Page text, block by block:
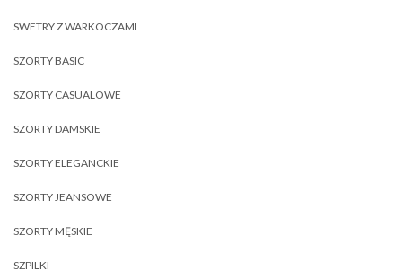
SWETRY Z WARKOCZAMI
SZORTY BASIC
SZORTY CASUALOWE
SZORTY DAMSKIE
SZORTY ELEGANCKIE
SZORTY JEANSOWE
SZORTY MĘSKIE
SZPILKI